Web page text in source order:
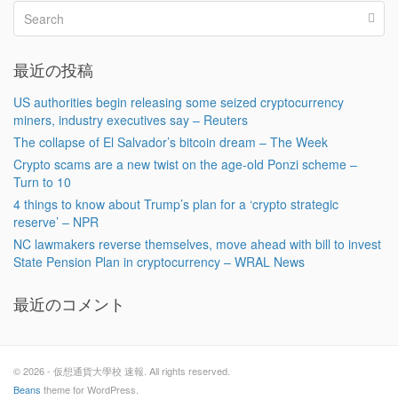
最近の投稿
US authorities begin releasing some seized cryptocurrency
miners, industry executives say – Reuters
The collapse of El Salvador’s bitcoin dream – The Week
Crypto scams are a new twist on the age-old Ponzi scheme –
Turn to 10
4 things to know about Trump’s plan for a ‘crypto strategic
reserve’ – NPR
NC lawmakers reverse themselves, move ahead with bill to invest
State Pension Plan in cryptocurrency – WRAL News
最近のコメント
© 2026 - 仮想通貨大學校 速報. All rights reserved.
Beans theme for WordPress.